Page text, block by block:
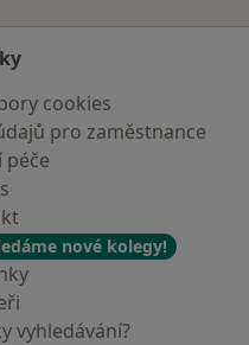
cookies
pro zaměstnance
nové kolegy!
vyhledávání?